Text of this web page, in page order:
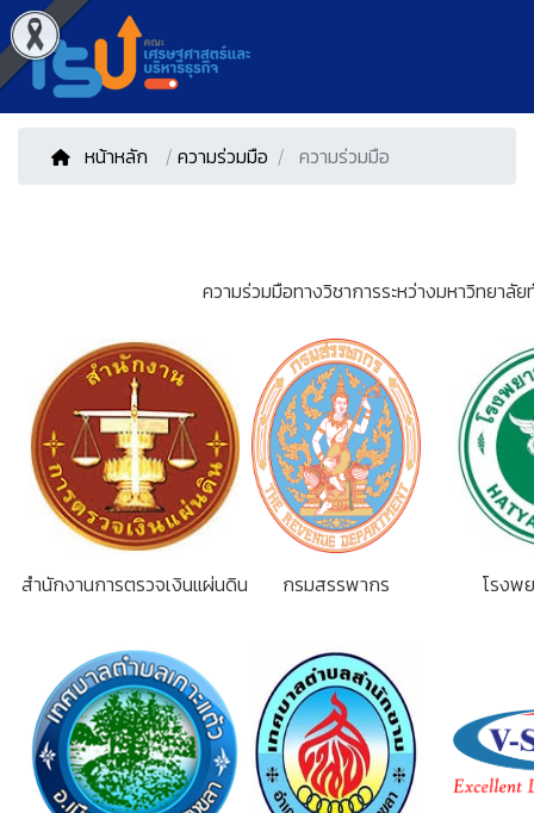
หน้าหลัก / ความร่วมมือ ความร่วมมือ
ความร่วมมือทางวิชาการระหว่างมหาวิทยา
สำนักงานการตรวจเงินแผ่นดิน กรมสรรพากร โรงพ